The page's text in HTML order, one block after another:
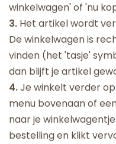
winkelwagen' of 'nu
3. Het artikel wordt
De winkelwagen is
vinden (het 'tasje'
dan blijft je artikel
4.Je winkelt verder
menu bovenaan of
naar je
bestelling en klikt